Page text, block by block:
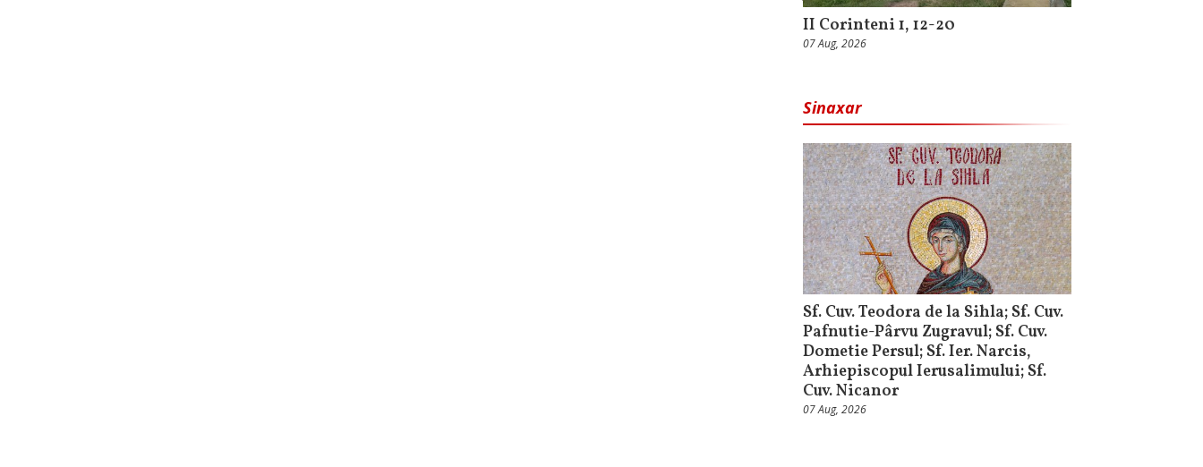
II Corinteni 1, 12-20
07 Aug, 2026
Sinaxar
Sf. Cuv. Teodora de la Sihla; Sf. Cuv.
Pafnutie-Pârvu Zugravul; Sf. Cuv.
Dometie Persul; Sf. Ier. Narcis,
Arhiepiscopul Ierusalimului; Sf.
Cuv. Nicanor
07 Aug, 2026